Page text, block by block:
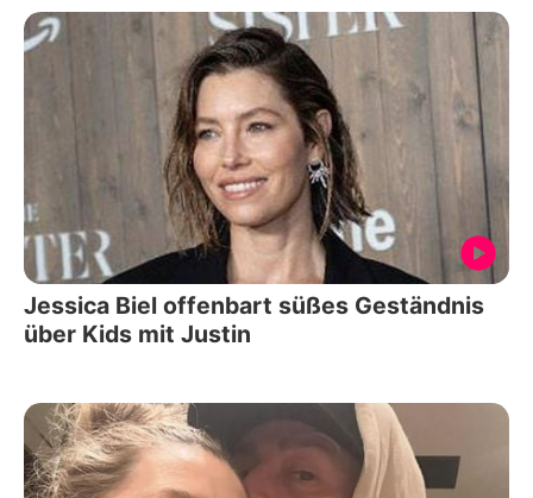
Jessica Biel offenbart süßes Geständnis
über Kids mit Justin